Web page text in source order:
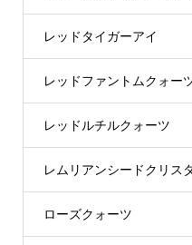
レッドタイガーアイ
レッドファントムクォー
レッドルチルクォーツ
レムリアンシードクリス
ローズクォーツ